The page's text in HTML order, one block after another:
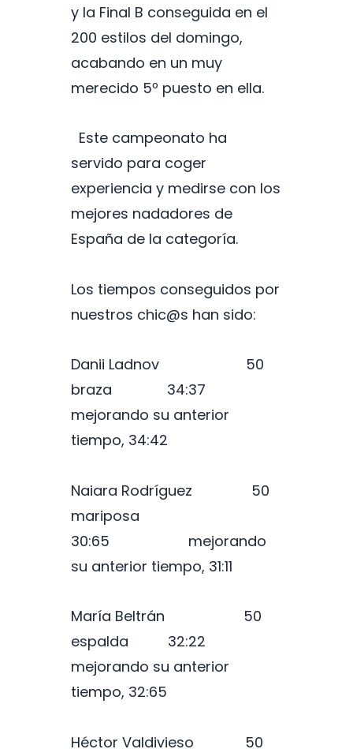
y la Final B conseguida en el
200 estilos del domingo,
acabando en un muy
merecido 5º puesto en ella.
Este campeonato ha
servido para coger
experiencia y medirse con los
mejores nadadores de
España de la categoría.
Los tiempos conseguidos por
nuestros chic@s han sido:
Danii Ladnov 50
braza 34:37
mejorando su anterior
tiempo, 34:42
Naiara Rodríguez 50
mariposa
30:65 mejorando
su anterior tiempo, 31:11
María Beltrán 50
espalda 32:22
mejorando su anterior
tiempo, 32:65
Héctor Valdivieso 50